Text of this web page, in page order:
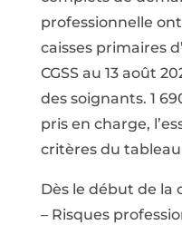
professionnelle
caisses primaires
CGSS au 13 août
des soignants. 1
pris en charge,
critères du tableau
Dès le début de la
– Risques